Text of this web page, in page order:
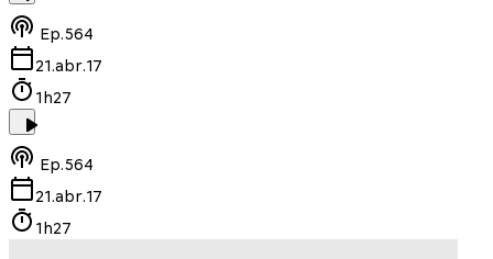
Ep.564
21.abr.17
1h27
Ep.564
21.abr.17
1h27